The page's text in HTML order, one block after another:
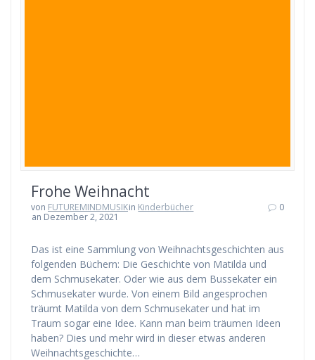
Frohe Weihnacht
von FUTUREMINDMUSIKin Kinderbücher
an Dezember 2, 2021
0
Das ist eine Sammlung von Weihnachtsgeschichten aus
folgenden Büchern: Die Geschichte von Matilda und
dem Schmusekater. Oder wie aus dem Bussekater ein
Schmusekater wurde. Von einem Bild angesprochen
träumt Matilda von dem Schmusekater und hat im
Traum sogar eine Idee. Kann man beim träumen Ideen
haben? Dies und mehr wird in dieser etwas anderen
Weihnachtsgeschichte…